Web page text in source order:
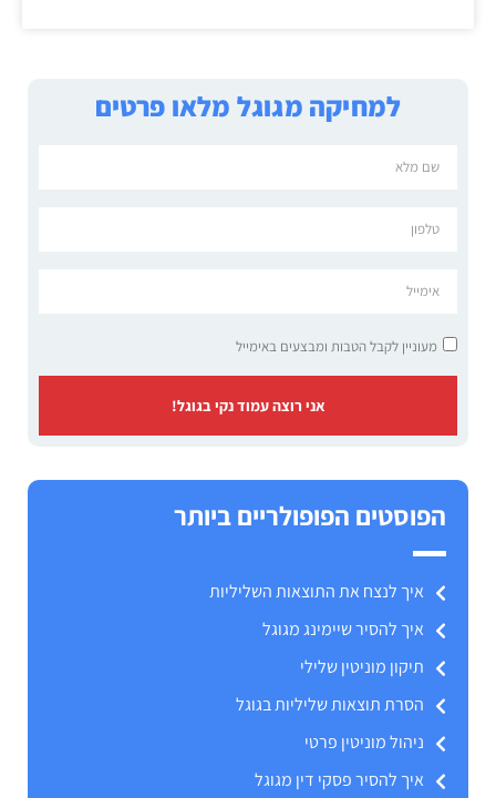
למחיקה מגוגל מלאו פרטים
מעוניין לקבל הטבות ומבצעים באימייל
אני רוצה עמוד נקי בגוגל!
הפוסטים הפופולריים ביותר
איך לנצח את התוצאות השליליות
איך להסיר שיימינג מגוגל
תיקון מוניטין שלילי
הסרת תוצאות שליליות בגוגל
ניהול מוניטין פרטי
איך להסיר פסקי דין מגוגל